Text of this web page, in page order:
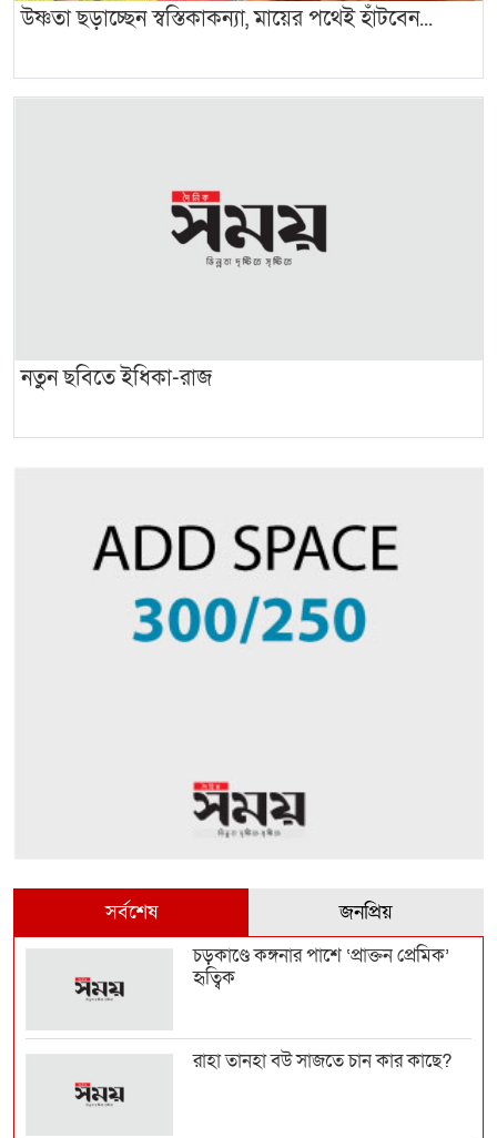
উষ্ণতা ছড়াচ্ছেন স্বস্তিকাকন্যা, মায়ের পথেই হাঁটবেন...
নতুন ছবিতে ইধিকা-রাজ
সর্বশেষ
জনপ্রিয়
চড়কাণ্ডে কঙ্গনার পাশে ‘প্রাক্তন প্রেমিক’
হৃত্বিক
রাহা তানহা বউ সাজতে চান কার কাছে?